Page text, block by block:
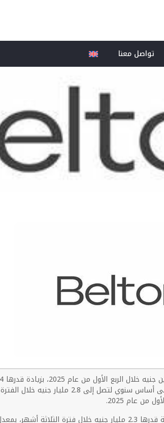
تواصل معنا
حسبما ذكرت الشركة في بيان صحفي كما ارتفعت